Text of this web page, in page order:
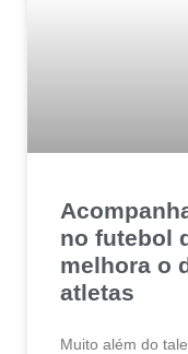
no futebol
melhora o
atletas
Muito além do